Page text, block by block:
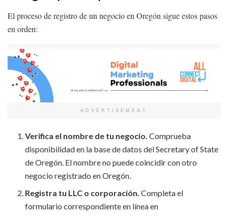
El proceso de registro de un negocio en Oregón sigue estos pasos
en orden:
ADVERTISEMENT
Verifica el nombre de tu negocio. Comprueba
disponibilidad en la base de datos del Secretary of State
de Oregón. El nombre no puede coincidir con otro
negocio registrado en Oregón.
Registra tu LLC o corporación. Completa el
formulario correspondiente en línea en